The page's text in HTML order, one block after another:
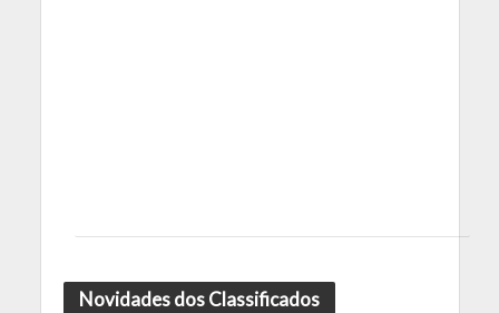
Novidades dos Classificados